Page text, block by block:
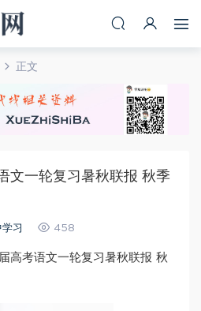
正文
文一轮复习暑秋联报 秋季
习 458
高考语文一轮复习暑秋联报 秋